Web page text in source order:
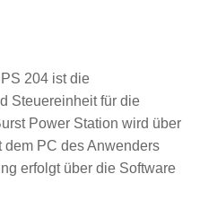
204 ist die
Steuereinheit für die
Power Station wird über
PC des Anwenders
erfolgt über die Software